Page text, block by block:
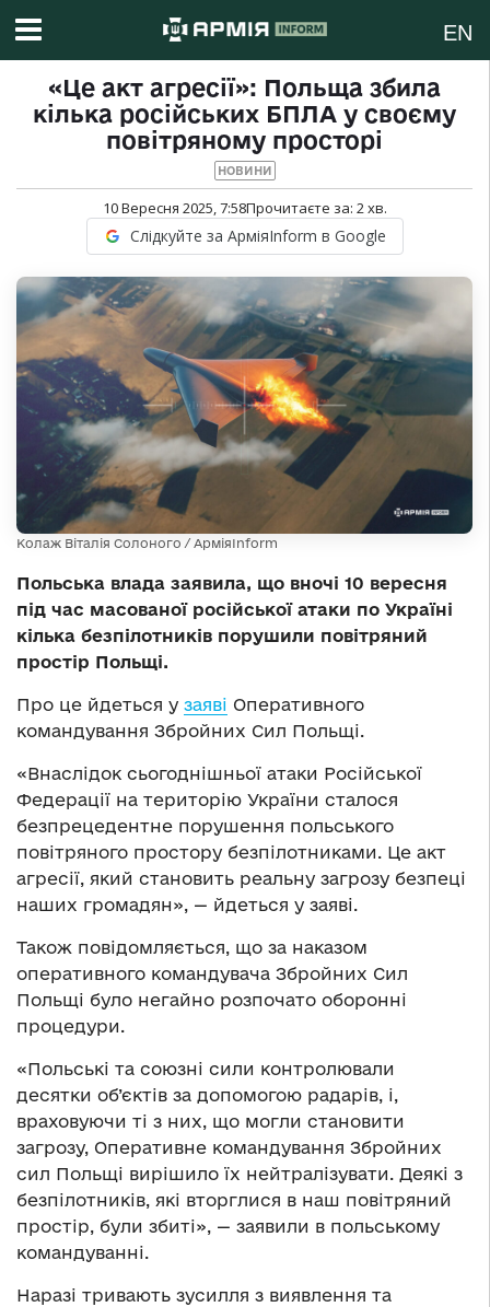
EN
«Це акт агресії»: Польща збила
кілька російських БПЛА у своєму
повітряному просторі
НОВИНИ
10 Вересня 2025, 7:58Прочитаєте за: 2хв.
Слідкуйте за АрміяInform в Google
Колаж Віталія Солоного / АрміяInform
Польська влада заявила, що вночі 10 вересня
під час масованої російської атаки по Україні
кілька безпілотників порушили повітряний
простір Польщі.
Про це йдеться у заяві Оперативного
командування Збройних Сил Польщі.
«Внаслідок сьогоднішньої атаки Російської
Федерації на територію України сталося
безпрецедентне порушення польського
повітряного простору безпілотниками. Це акт
агресії, який становить реальну загрозу безпеці
наших громадян», — йдеться у заяві.
Також повідомляється, що за наказом
оперативного командувача Збройних Сил
Польщі було негайно розпочато оборонні
процедури.
«Польські та союзні сили контролювали
десятки об’єктів за допомогою радарів, і,
враховуючи ті з них, що могли становити
загрозу, Оперативне командування Збройних
сил Польщі вирішило їх нейтралізувати. Деякі з
безпілотників, які вторглися в наш повітряний
простір, були збиті», — заявили в польському
командуванні.
Наразі тривають зусилля з виявлення та